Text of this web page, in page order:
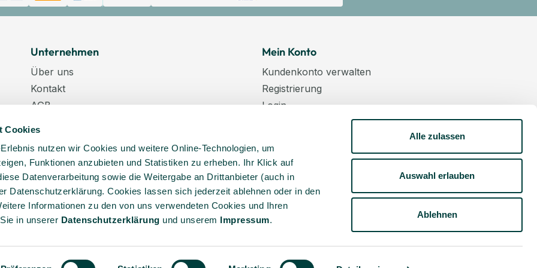
Cookies
nutzen wir Cookies und weitere Online-Technologien, um
Funktionen anzubieten und Statistiken zu erheben. Ihr Klick auf
Datenverarbeitung sowie die Weitergabe an Drittanbieter (auch in
Datenschutzerklärung. Cookies lassen sich jederzeit ablehnen oder in den
Informationen zu den von uns verwendeten Cookies und Ihren
in unserer Daten­schutz­erklärung und unserem Impressum.
Alle zulassen
Auswahl erlauben
Ablehnen
Unternehmen
Über uns
Kontakt
AGB
Karriere
Veranstaltungstermine
Lieferkette
Mein Konto
Kundenkonto verwalten
Registrierung
Login
Kundenkonto aktivieren